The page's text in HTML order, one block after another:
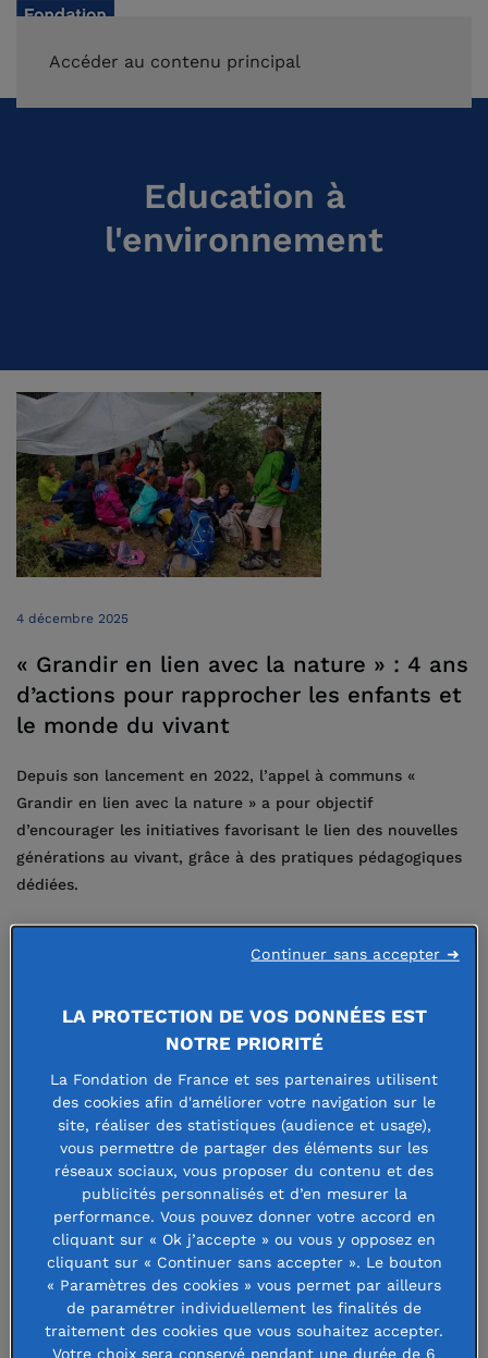
Accéder au contenu principal
Education à
l'environnement
4 décembre 2025
« Grandir en lien avec la nature » : 4 ans
d’actions pour rapprocher les enfants et
le monde du vivant
Depuis son lancement en 2022, l’appel à communs «
Grandir en lien avec la nature » a pour objectif
d’encourager les initiatives favorisant le lien des nouvelles
générations au vivant, grâce à des pratiques pédagogiques
dédiées.
7 juillet 2025
Parc de Branféré, 60 ans au service du
vivant et de la biodiversité
Il y a soixante ans, Paul et Hélène Jourde ouvraient au
public les portes de Branféré, un parc imaginé comme un
LA PROTECTION DE VOS DONNÉES EST
NOTRE PRIORITÉ
La Fondation de France et ses partenaires utilisent
des cookies afin d'améliorer votre navigation sur le
site, réaliser des statistiques (audience et usage),
vous permettre de partager des éléments sur les
réseaux sociaux, vous proposer du contenu et des
publicités personnalisés et d’en mesurer la
performance. Vous pouvez donner votre accord en
cliquant sur « Ok j’accepte » ou vous y opposez en
cliquant sur « Continuer sans accepter ». Le bouton
« Paramètres des cookies » vous permet par ailleurs
de paramétrer individuellement les finalités de
traitement des cookies que vous souhaitez accepter.
Votre choix sera conservé pendant une durée de 6
Continuer sans accepter ➜